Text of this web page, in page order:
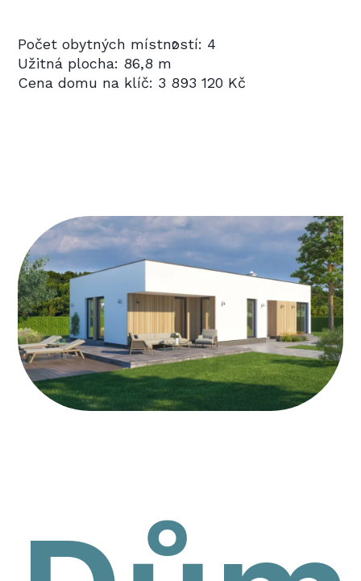
Počet obytných místností: 4
Užitná plocha: 86,8 m
2
Cena domu na klíč: 3 893 120 Kč